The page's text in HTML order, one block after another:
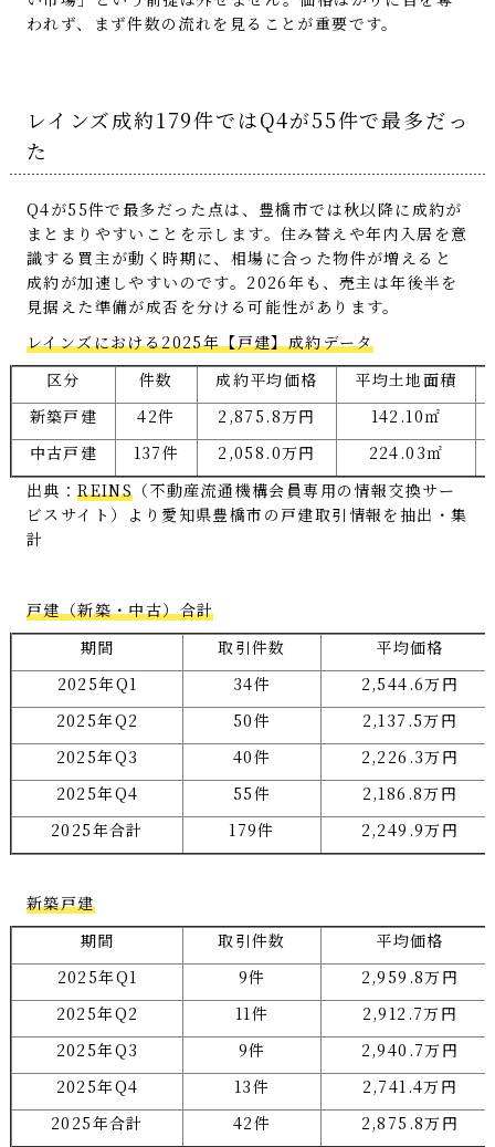
われず、まず件数の流れを見ることが重要です。
レインズ成約179件ではQ4が55件で最多だっ
た
Q4が55件で最多だった点は、豊橋市では秋以降に成約が
まとまりやすいことを示します。住み替えや年内入居を意
識する買主が動く時期に、相場に合った物件が増えると
成約が加速しやすいのです。2026年も、売主は年後半を
見据えた準備が成否を分ける可能性があります。
レインズにおける2025年【戸建】成約データ
区分
件数 成約平均価格 平均土地面積
新築戸建
42件 2,875.8万円
142.10㎡
中古戸建
137件 2,058.0万円
224.03㎡
出典：REINS （不動産流通機構会員専用の情報交換サー
ビスサイト）より愛知県豊橋市の戸建取引情報を抽出・集
計
戸建（新築・中古）合計
期間
取引件数
平均価格
2025年Q1
34件
2,544.6万円
2025年Q2
50件
2,137.5万円
2025年Q3
40件
2,226.3万円
2025年Q4
55件
2,186.8万円
2025年合計
179件 2,249.9万円
新築戸建
期間
取引件数
平均価格
2025年Q1
9件
2,959.8万円
2025年Q2
11件
2,912.7万円
2025年Q3
9件
2,940.7万円
2025年Q4
13件
2,741.4万円
2025年合計
42件 2,875.8万円